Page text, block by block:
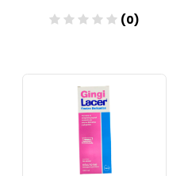
(0)
Añadir